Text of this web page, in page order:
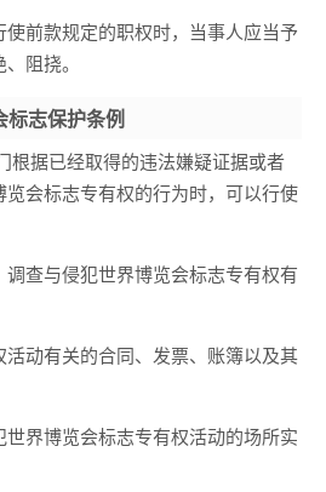
前款规定的职权时，当事人应当予
阻挠。
标志保护条例
根据已经取得的违法嫌疑证据或者
会标志专有权的行为时，可以行使
调查与侵犯世界博览会标志专有权有
活动有关的合同、发票、账簿以及其
世界博览会标志专有权活动的场所实